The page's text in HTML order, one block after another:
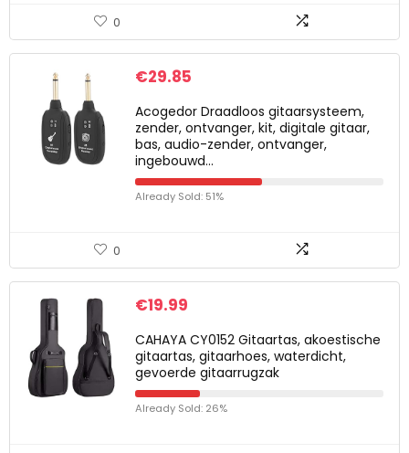
0
€29.85
Acogedor Draadloos gitaarsysteem,
zender, ontvanger, kit, digitale gitaar,
bas, audio-zender, ontvanger,
ingebouwd…
Already Sold: 51%
0
€19.99
CAHAYA CY0152 Gitaartas, akoestische
gitaartas, gitaarhoes, waterdicht,
gevoerde gitaarrugzak
Already Sold: 26%